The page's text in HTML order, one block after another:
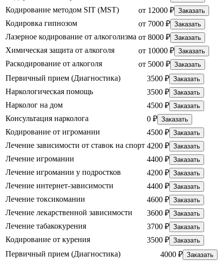
Кодирование методом SIT (MST) от 12000 ₽ Заказать
Кодировка гипнозом от 7000 ₽ Заказать
Лазерное кодирование от алкоголизма от 8000 ₽ Заказать
Химическая защита от алкоголя от 10000 ₽ Заказать
Раскодирование от алкоголя от 5000 ₽ Заказать
Первичный прием (Диагностика) 3500 ₽ Заказать
Наркологическая помощь 3500 ₽ Заказать
Нарколог на дом 4500 ₽ Заказать
Консультация нарколога 0 ₽ Заказать
Кодирование от игромании 4500 ₽ Заказать
Лечение зависимости от ставок на спорт 4200 ₽ Заказать
Лечение игромании 4400 ₽ Заказать
Лечение игромании у подростков 4200 ₽ Заказать
Лечение интернет-зависимости 4400 ₽ Заказать
Лечение токсикомании 4600 ₽ Заказать
Лечение лекарственной зависимости 3600 ₽ Заказать
Лечение табакокурения 3700 ₽ Заказать
Кодирование от курения 3500 ₽ Заказать
Первичный прием (Диагностика) 4000 ₽ Заказать